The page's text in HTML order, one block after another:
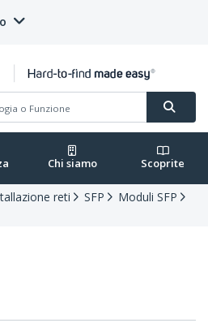
Chi siamo Scoprite
reti SFP
Moduli SFP